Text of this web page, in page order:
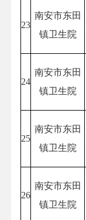
23
南安市东田
镇卫生院
24
南安市东田
镇卫生院
25
南安市东田
镇卫生院
26
南安市东田
镇卫生院